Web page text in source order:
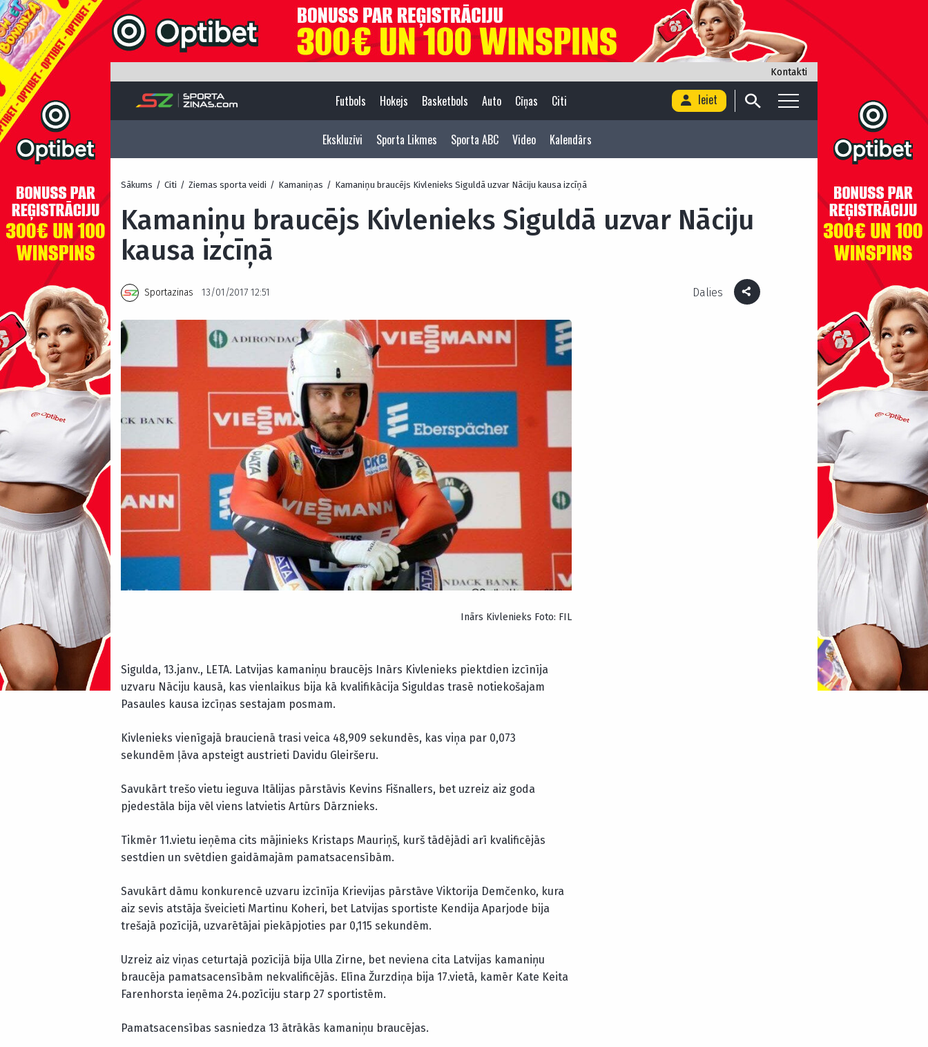
Kontakti
Futbols Hokejs Basketbols Auto Cīņas Citi Ieiet
Ekskluzīvi Sporta Likmes Sporta ABC Video Kalendārs
Sākums / Citi / Ziemas sporta veidi / Kamaniņas / Kamaniņu braucējs Kivlenieks Siguldā uzvar Nāciju kausa izcīņā
Kamaniņu braucējs Kivlenieks Siguldā uzvar Nāciju
kausa izcīņā
Sportazinas 13/01/2017 12:51 Dalies
Inārs Kivlenieks Foto: FIL
Sigulda, 13.janv., LETA. Latvijas kamaniņu braucējs Inārs Kivlenieks piektdien izcīnīja
uzvaru Nāciju kausā, kas vienlaikus bija kā kvalifikācija Siguldas trasē notiekošajam
Pasaules kausa izcīņas sestajam posmam.
Kivlenieks vienīgajā braucienā trasi veica 48,909 sekundēs, kas viņa par 0,073
sekundēm ļāva apsteigt austrieti Davidu Gleiršeru.
Savukārt trešo vietu ieguva Itālijas pārstāvis Kevins Fišnallers, bet uzreiz aiz goda
pjedestāla bija vēl viens latvietis Artūrs Dārznieks.
Tikmēr 11.vietu ieņēma cits mājinieks Kristaps Mauriņš, kurš tādējādi arī kvalificējās
sestdien un svētdien gaidāmajām pamatsacensībām.
Savukārt dāmu konkurencē uzvaru izcīnīja Krievijas pārstāve Viktorija Demčenko, kura
aiz sevis atstāja šveicieti Martinu Koheri, bet Latvijas sportiste Kendija Aparjode bija
trešajā pozīcijā, uzvarētājai piekāpjoties par 0,115 sekundēm.
Uzreiz aiz viņas ceturtajā pozīcijā bija Ulla Zirne, bet neviena cita Latvijas kamaniņu
braucēja pamatsacensībām nekvalificējās. Elīna Žurzdiņa bija 17.vietā, kamēr Kate Keita
Farenhorsta ieņēma 24.pozīciju starp 27 sportistēm.
Pamatsacensības sasniedza 13 ātrākās kamaniņu braucējas.